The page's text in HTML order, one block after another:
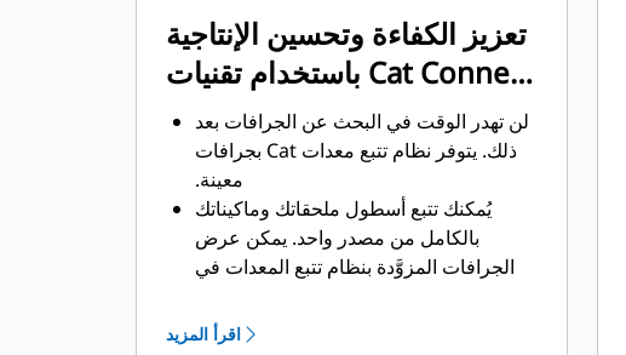
تعزيز الكفاءة وتحسين الإنتاجية
باستخدام تقنيات Cat Connect
المتكاملة
لن تهدر الوقت في البحث عن الجرافات بعد
ذلك. ‏‫يتوفر نظام تتبع معدات Cat بجرافات
معينة.
يُمكنك تتبع أسطول ملحقاتك وماكيناتك
بالكامل من مصدر واحد.‬ يمكن عرض
الجرافات المزوَّدة بنظام تتبع المعدات في
اقرأ المزيد